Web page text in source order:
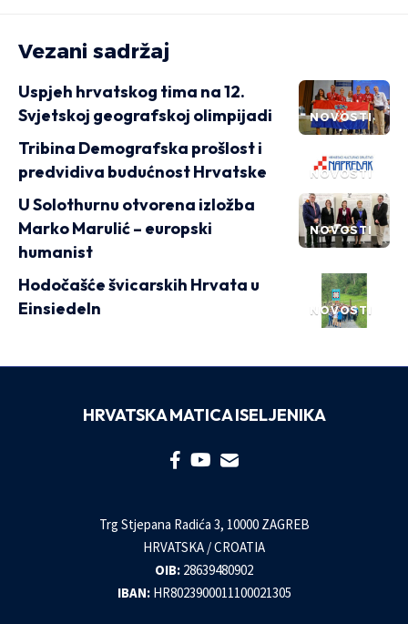
Vezani sadržaj
NOVOSTI
Uspjeh hrvatskog tima na 12.
Svjetskoj geografskoj olimpijadi
NOVOSTI
Tribina Demografska prošlost i
predvidiva budućnost Hrvatske
NOVOSTI
U Solothurnu otvorena izložba
Marko Marulić – europski
humanist
NOVOSTI
Hodočašće švicarskih Hrvata u
Einsiedeln
HRVATSKA MATICA ISELJENIKA
Trg Stjepana Radića 3, 10000 ZAGREB
HRVATSKA / CROATIA
OIB: 28639480902
IBAN: HR8023900011100021305